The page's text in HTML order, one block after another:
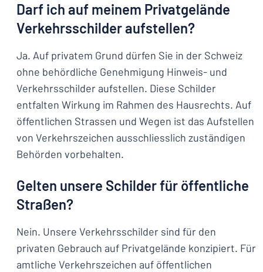
Darf ich auf meinem Privatgelände
Verkehrsschilder aufstellen?
Ja. Auf privatem Grund dürfen Sie in der Schweiz
ohne behördliche Genehmigung Hinweis- und
Verkehrsschilder aufstellen. Diese Schilder
entfalten Wirkung im Rahmen des Hausrechts. Auf
öffentlichen Strassen und Wegen ist das Aufstellen
von Verkehrszeichen ausschliesslich zuständigen
Behörden vorbehalten.
Gelten unsere Schilder für öffentliche
Straßen?
Nein. Unsere Verkehrsschilder sind für den
privaten Gebrauch auf Privatgelände konzipiert. Für
amtliche Verkehrszeichen auf öffentlichen